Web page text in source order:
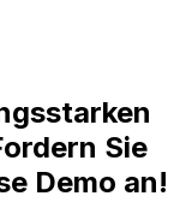
Sie
Demo an!